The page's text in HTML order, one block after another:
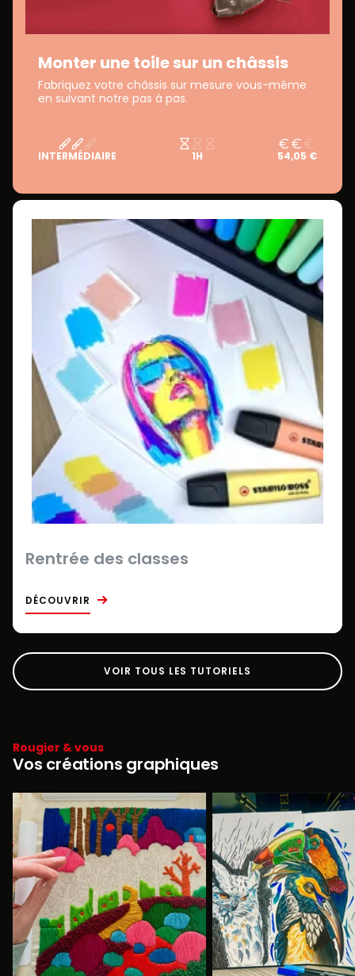
Monter une toile sur un châssis
Fabriquez votre châssis sur mesure vous-même
en suivant notre pas à pas.
INTERMÉDIAIRE 1H 54,05 €
Rentrée des classes
DÉCOUVRIR
VOIR TOUS LES TUTORIELS
Rougier & vous
Vos créations graphiques